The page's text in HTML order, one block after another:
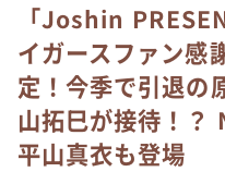
なるみ・岡村の過ぎる
相席食堂
これ余談なんですけ
～人生密着トークバ
て真剣です
「Joshin
イガースファン感
定！今季で引退の
山拓巳が接待！？
平山真衣も登場